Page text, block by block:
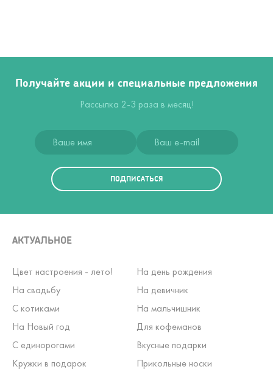
Получайте акции и специальные предложения
Рассылка 2-3 раза в месяц!
ПОДПИСАТЬСЯ
АКТУАЛЬНОЕ
Цвет настроения - лето!
На день рождения
На свадьбу
На девичник
С котиками
На мальчишник
На Новый год
Для кофеманов
С единорогами
Вкусные подарки
Кружки в подарок
Прикольные носки